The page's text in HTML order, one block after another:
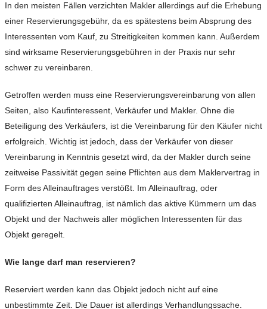
In den meisten Fällen verzichten Makler allerdings auf die Erhebung
einer Reservierungsgebühr, da es spätestens beim Absprung des
Interessenten vom Kauf, zu Streitigkeiten kommen kann. Außerdem
sind wirksame Reservierungsgebühren in der Praxis nur sehr
schwer zu vereinbaren.
Getroffen werden muss eine Reservierungsvereinbarung von allen
Seiten, also Kaufinteressent, Verkäufer und Makler. Ohne die
Beteiligung des Verkäufers, ist die Vereinbarung für den Käufer nicht
erfolgreich. Wichtig ist jedoch, dass der Verkäufer von dieser
Vereinbarung in Kenntnis gesetzt wird, da der Makler durch seine
zeitweise Passivität gegen seine Pflichten aus dem Maklervertrag in
Form des Alleinauftrages verstößt. Im Alleinauftrag, oder
qualifizierten Alleinauftrag, ist nämlich das aktive Kümmern um das
Objekt und der Nachweis aller möglichen Interessenten für das
Objekt geregelt.
Wie lange darf man reservieren?
Reserviert werden kann das Objekt jedoch nicht auf eine
unbestimmte Zeit. Die Dauer ist allerdings Verhandlungssache.